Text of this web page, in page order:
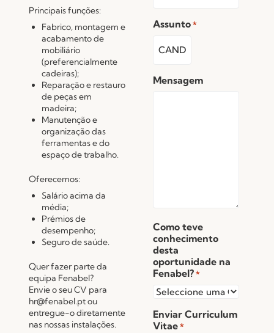
Principais funções:
Fabrico, montagem e
acabamento de
mobiliário
(preferencialmente
cadeiras);
Reparação e restauro
de peças em
madeira;
Manutenção e
organização das
ferramentas e do
espaço de trabalho.
Oferecemos:
Salário acima da
média;
Prémios de
desempenho;
Seguro de saúde.
Quer fazer parte da
equipa Fenabel?
Envie o seu CV para
hr@fenabel.pt ou
entregue-o diretamente
nas nossas instalações.
Assunto *
Mensagem
Como teve
conhecimento
desta
oportunidade na
Fenabel? *
Enviar Curriculum
Vitae *